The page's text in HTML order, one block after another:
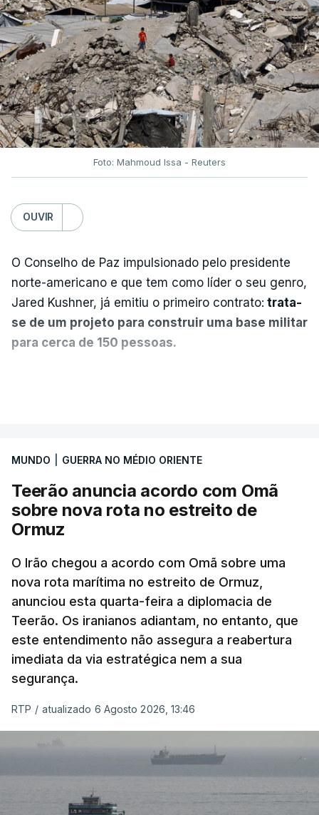
Foto: Mahmoud Issa - Reuters
OUVIR
O Conselho de Paz impulsionado pelo presidente
norte-americano e que tem como líder o seu genro,
Jared Kushner, já emitiu o primeiro contrato: trata-
se de um projeto para construir uma base militar
para cerca de 150 pessoas.
que já colaborou com a Administração norte-
americana em projetos no Médio Oriente,
nomeadamente no Iraque.
militar deverá ficar nos 60 por cento de
território de Gaza que Israel controla e a cerca
de 1,5 quilómetros da fronteira com Israel.
Permite, desta forma, uma extração rápida em
caso de ataque.
Segundo um funcionário do Conselho de Paz, a
organização está na “fase final de preparação de
“Este contrato será um dos muitos essenciais para
MUNDO GUERRA NO MÉDIO ORIENTE
Teerão anuncia acordo com Omã
sobre nova rota no estreito de
Ormuz
O Irão chegou a acordo com Omã sobre uma
nova rota marítima no estreito de Ormuz,
anunciou esta quarta-feira a diplomacia de
Teerão. Os iranianos adiantam, no entanto, que
este entendimento não assegura a reabertura
imediata da via estratégica nem a sua
segurança.
RTP / atualizado 6 Agosto 2026, 13:46